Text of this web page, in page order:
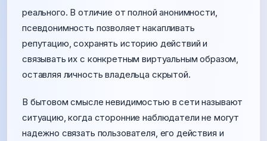
реального. В отличие от полной анонимности,
псевдонимность позволяет накапливать
репутацию, сохранять историю действий и
связывать их с конкретным виртуальным образом,
оставляя личность владельца скрытой.
В бытовом смысле невидимостью в сети называют
ситуацию, когда сторонние наблюдатели не могут
надежно связать пользователя, его действия и